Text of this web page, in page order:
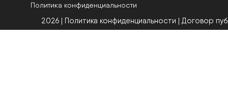
Политика конфиденциальности
2026 | Политика конфиденциальности | Договор